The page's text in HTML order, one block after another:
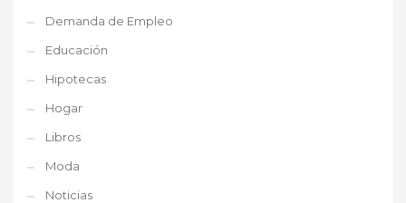
Demanda de Empleo
Educación
Hipotecas
Hogar
Libros
Moda
Noticias